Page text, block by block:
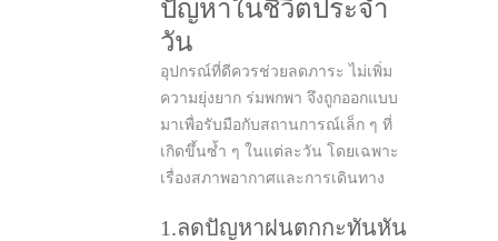
ปัญหาในชีวิตประจำ
วัน
อุปกรณ์ที่ดีควรช่วยลดภาระ ไม่เพิ่ม
ความยุ่งยาก ร่มพกพา จึงถูกออกแบบ
มาเพื่อรับมือกับสถานการณ์เล็ก ๆ ที่
เกิดขึ้นซ้ำ ๆ ในแต่ละวัน โดยเฉพาะ
เรื่องสภาพอากาศและการเดินทาง
1.ลดปัญหาฝนตกกะทันหัน